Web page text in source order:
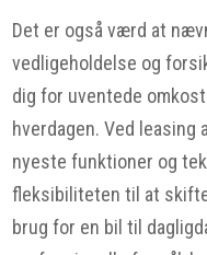
Det er også værd at
vedligeholdelse og
dig for uventede
hverdagen. Ved leasing
nyeste funktioner og
fleksibiliteten til at
brug for en bil til